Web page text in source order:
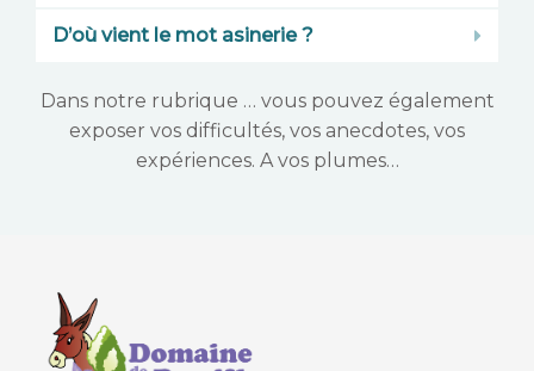
D’où vient le mot asinerie ?
Dans notre rubrique … vous pouvez également
exposer vos difficultés, vos anecdotes, vos
expériences. A vos plumes…